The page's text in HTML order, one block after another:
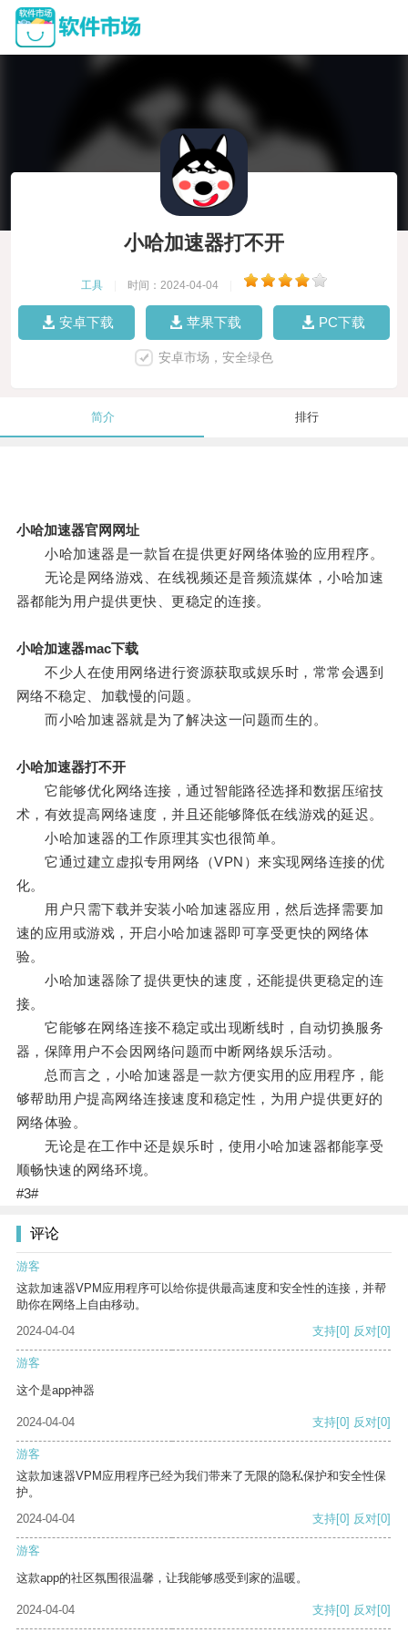
小哈加速器打不开
工具 时间：2024-04-04
安卓下载 苹果下载 PC下载
安卓市场，安全绿色
简介 排行
小哈加速器官网网址
小哈加速器是一款旨在提供更好网络体验的应用程序。
无论是网络游戏、在线视频还是音频流媒体，小哈加速
器都能为用户提供更快、更稳定的连接。
小哈加速器mac下载
不少人在使用网络进行资源获取或娱乐时，常常会遇到
网络不稳定、加载慢的问题。
而小哈加速器就是为了解决这一问题而生的。
小哈加速器打不开
它能够优化网络连接，通过智能路径选择和数据压缩技
术，有效提高网络速度，并且还能够降低在线游戏的延迟。
小哈加速器的工作原理其实也很简单。
它通过建立虚拟专用网络（VPN）来实现网络连接的优
化。
用户只需下载并安装小哈加速器应用，然后选择需要加
速的应用或游戏，开启小哈加速器即可享受更快的网络体
验。
小哈加速器除了提供更快的速度，还能提供更稳定的连
接。
它能够在网络连接不稳定或出现断线时，自动切换服务
器，保障用户不会因网络问题而中断网络娱乐活动。
总而言之，小哈加速器是一款方便实用的应用程序，能
够帮助用户提高网络连接速度和稳定性，为用户提供更好的
网络体验。
无论是在工作中还是娱乐时，使用小哈加速器都能享受
顺畅快速的网络环境。
#3#
评论
游客
这款加速器VPM应用程序可以给你提供最高速度和安全性的连接，并帮
助你在网络上自由移动。
2024-04-04
支持[0] 反对[0]
游客
这个是app神器
2024-04-04 支持[0] 反对[0]
游客
这款加速器VPM应用程序已经为我们带来了无限的隐私保护和安全性保
护。
2024-04-04
支持[0] 反对[0]
游客
这款app的社区氛围很温馨，让我能够感受到家的温暖。
2024-04-04 支持[0] 反对[0]